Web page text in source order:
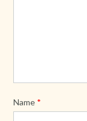
Name *